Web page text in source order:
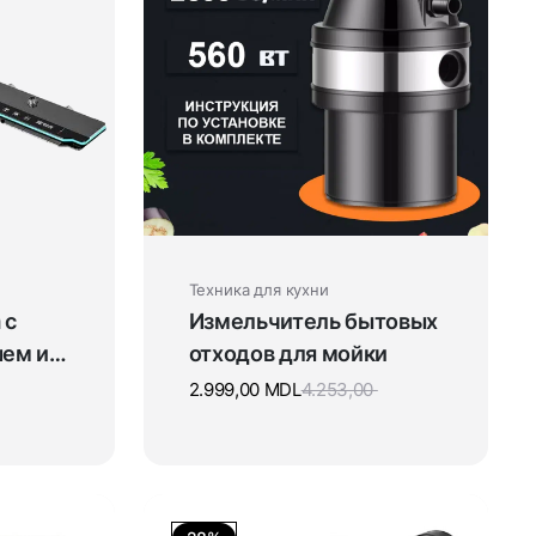
и
Техника для кухни
Измельчитель бытовых
отходов для мойки
4.253,00
2.999,00 MDL